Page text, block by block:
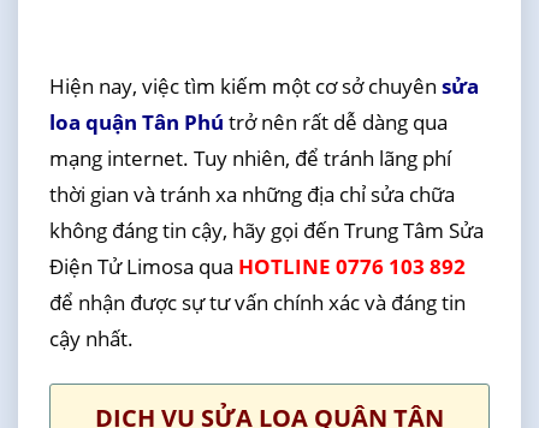
Hiện nay, việc tìm kiếm một cơ sở chuyên sửa
loa quận Tân Phú trở nên rất dễ dàng qua
mạng internet. Tuy nhiên, để tránh lãng phí
thời gian và tránh xa những địa chỉ sửa chữa
không đáng tin cậy, hãy gọi đến Trung Tâm Sửa
Điện Tử Limosa qua HOTLINE 0776 103 892
để nhận được sự tư vấn chính xác và đáng tin
cậy nhất.
DỊCH VỤ SỬA LOA QUẬN TÂN